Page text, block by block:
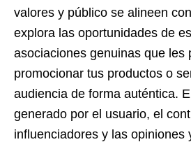
valores y público se alineen
explora las oportunidades de
asociaciones genuinas que les
promocionar tus productos o
audiencia de forma auténtica.
generado por el usuario, el
influenciadores y las opiniones